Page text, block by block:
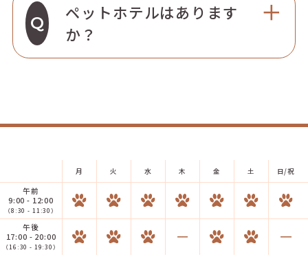
ペットホテルはあります
か？
月 火 水 木 金 土 日/祝
午前
9:00 - 12:00
（8:30 - 11:30）
午後
17:00 - 20:00
（16:30 - 19:30）